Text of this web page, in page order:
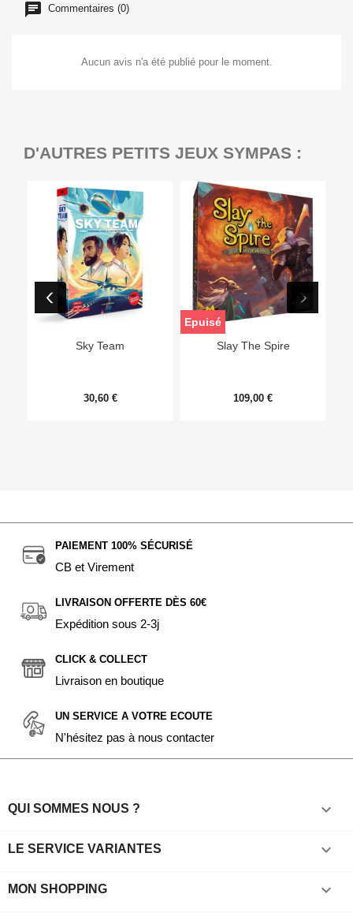
Commentaires (0)
Aucun avis n'a été publié pour le moment.
D'AUTRES PETITS JEUX SYMPAS :
Sky Team
30,60 €
Slay The Spire
109,00 €
Epuisé
PAIEMENT 100% SÉCURISÉ
CB et Virement
LIVRAISON OFFERTE DÈS 60€
Expédition sous 2-3j
CLICK & COLLECT
Livraison en boutique
UN SERVICE A VOTRE ECOUTE
N'hésitez pas à nous contacter
QUI SOMMES NOUS ? 
LE SERVICE VARIANTES 
MON SHOPPING 